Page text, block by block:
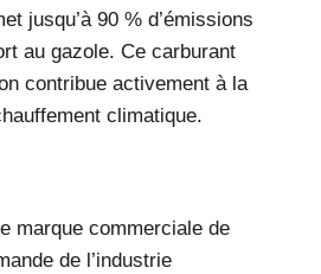
jusqu’à 90 % d’émissions
au gazole. Ce carburant
contribue activement à la
climatique.
marque commerciale de
de l’industrie